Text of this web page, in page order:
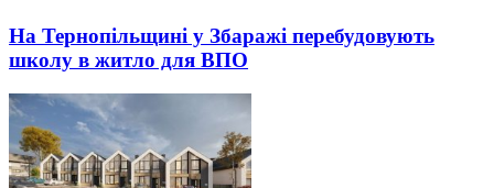
На Тернопільщині у Збаражі перебудовують
школу в житло для ВПО